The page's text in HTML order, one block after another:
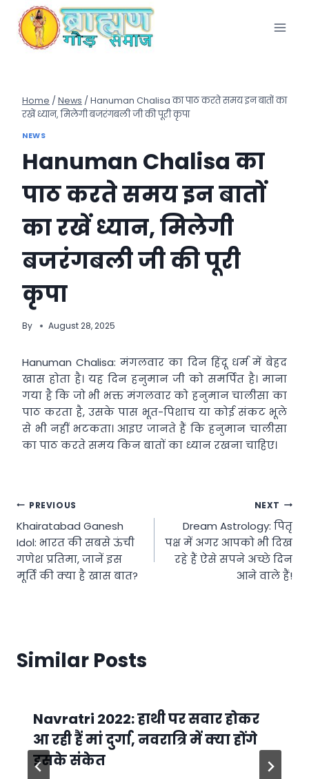
content
Home / News / Hanuman Chalisa का पाठ करते समय इन बातों का
रखें ध्यान, मिलेगी बजरंगबली जी की पूरी कृपा
NEWS
Hanuman Chalisa का
पाठ करते समय इन बातों
का रखें ध्यान, मिलेगी
बजरंगबली जी की पूरी
कृपा
By August 28, 2025
Hanuman Chalisa: मंगलवार का दिन हिंदू धर्म में बेहद
खास होता है। यह दिन हनुमान जी को समर्पित है। माना
गया है कि जो भी भक्त मंगलवार को हनुमान चालीसा का
पाठ करता है, उसके पास भूत-पिशाच या कोई संकट भूले
से भी नहीं भटकता। आइए जानते हैं कि हनुमान चालीसा
का पाठ करते समय किन बातों का ध्यान रखना चाहिए।
Post
navigation
PREVIOUS
Khairatabad Ganesh
Idol: भारत की सबसे ऊंची
गणेश प्रतिमा, जानें इस
मूर्ति की क्या है खास बात?
NEXT
Dream Astrology: पितृ
पक्ष में अगर आपको भी दिख
रहे हैं ऐसे सपने अच्छे दिन
आने वाले हैं!
Similar Posts
Navratri 2022: हाथी पर सवार होकर
आ रही हैं मां दुर्गा, नवरात्रि में क्या होंगे
इसके संकेत